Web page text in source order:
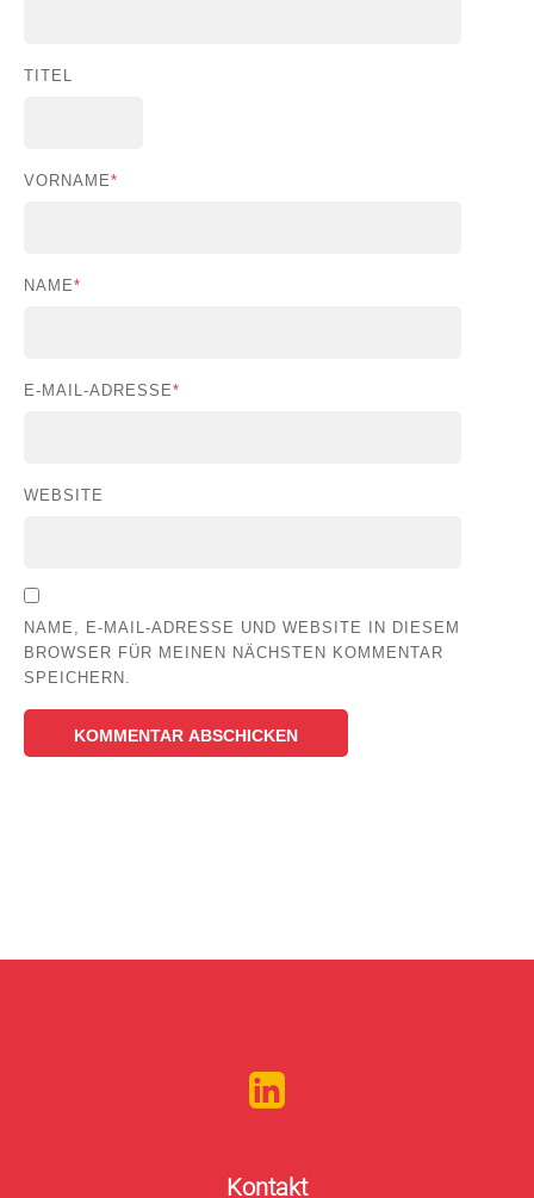
TITEL
VORNAME*
NAME*
E-MAIL-ADRESSE*
WEBSITE
NAME, E-MAIL-ADRESSE UND WEBSITE IN DIESEM
BROWSER FÜR MEINEN NÄCHSTEN KOMMENTAR
SPEICHERN.
Kontakt